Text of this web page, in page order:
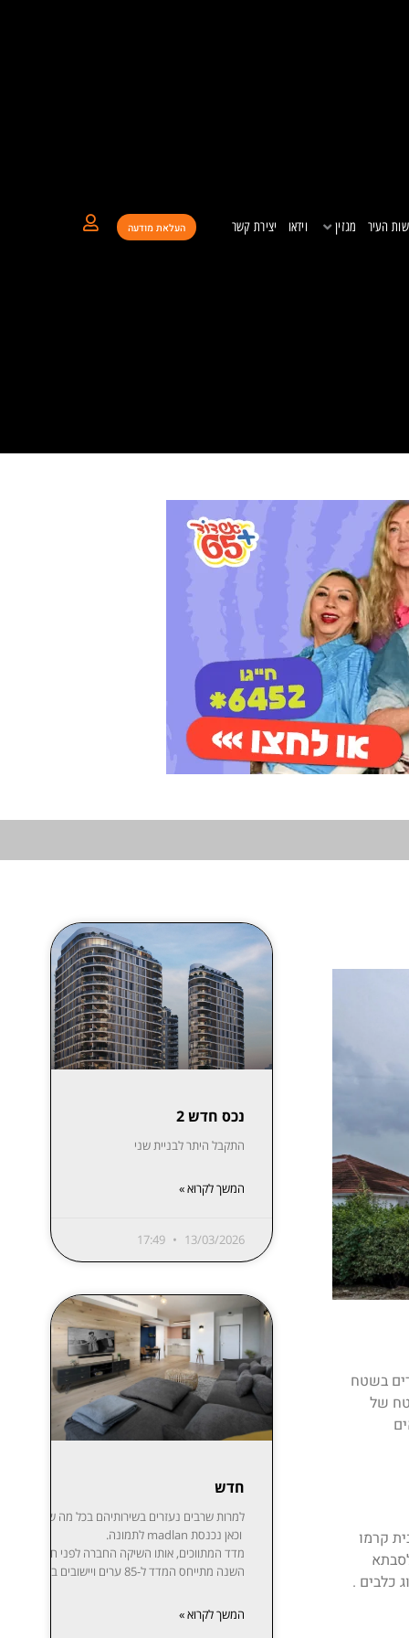
העיר מגזין וידאו יצירת קשר העלאת מודעה
בשטח
בשטח של 300 מ”ר על שטח של
קרמו
נכס חדש 2
התקבל היתר לבניית שני
המשך לקרוא »
13/03/2026
חדש
למרות שרבים נעזרים בשירותיהם בכל מה שקשור
וכאן נכנסת madlan לתמונה.
השנה מתייחס המדד ל-85 ערים ויישובים בפריסה נרחבת: ת”א-יפו, חיפה והקריות, ירושלים, רעננה, חולון-בת ים, ראשון לציון, באר שבע, נתניה, הרצליה, פתח תקווה-רמת גן, אזור השומרון, חדרה והסביבה, עמק יזרעאל, עוטף עזה ועוד. המידע מפורסם בשקיפות באתר מדלן וזמין בחינם לכל המעוניין.
המשך לקרוא »